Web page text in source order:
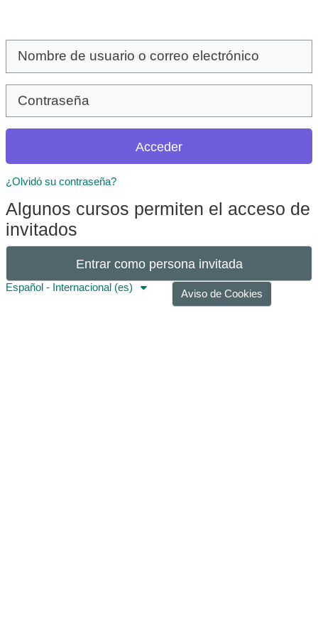
Acceder
¿Olvidó su contraseña?
Algunos cursos permiten el acceso de
invitados
Entrar como persona invitada
Español - Internacional ‎(es)‎
Aviso de Cookies